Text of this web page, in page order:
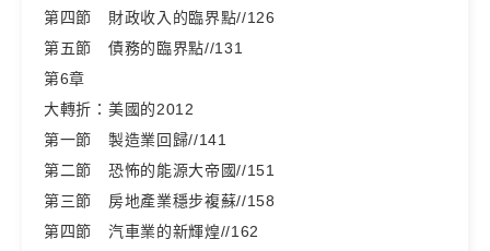
第四節 財政收入的臨界點//126
第五節 債務的臨界點//131
第6章
大轉折：美國的2012
第一節 製造業回歸//141
第二節 恐怖的能源大帝國//151
第三節 房地產業穩步複蘇//158
第四節 汽車業的新輝煌//162